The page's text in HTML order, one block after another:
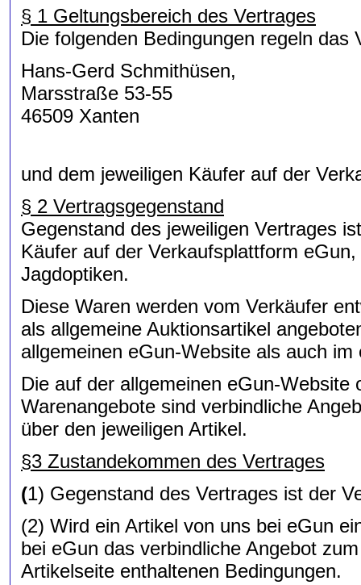
§ 1 Geltungsbereich des Vertrages
Die folgenden Bedingungen regeln
Hans-Gerd Schmithüsen,
Marsstraße 53-55
46509 Xanten
und dem jeweiligen Käufer auf der
§ 2 Vertragsgegenstand
Gegenstand des jeweiligen Vertrages
Käufer auf der Verkaufsplattform
Jagdoptiken.
Diese Waren werden vom Verkäufer
als allgemeine Auktionsartikel
allgemeinen eGun-Website als auch
Die auf der allgemeinen eGun-
Warenangebote sind verbindliche
über den jeweiligen Artikel.
§3 Zustandekommen des Vertrages
(1) Gegenstand des Vertrages ist der
(2) Wird ein Artikel von uns bei eGun
bei eGun das verbindliche Angebot
Artikelseite enthaltenen Bedingungen.